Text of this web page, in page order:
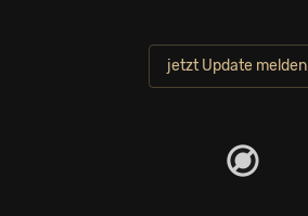
jetzt Update melden